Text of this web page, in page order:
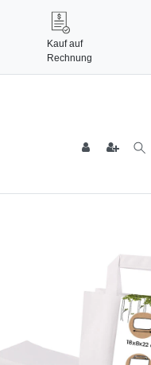
Kauf auf
Rechnung